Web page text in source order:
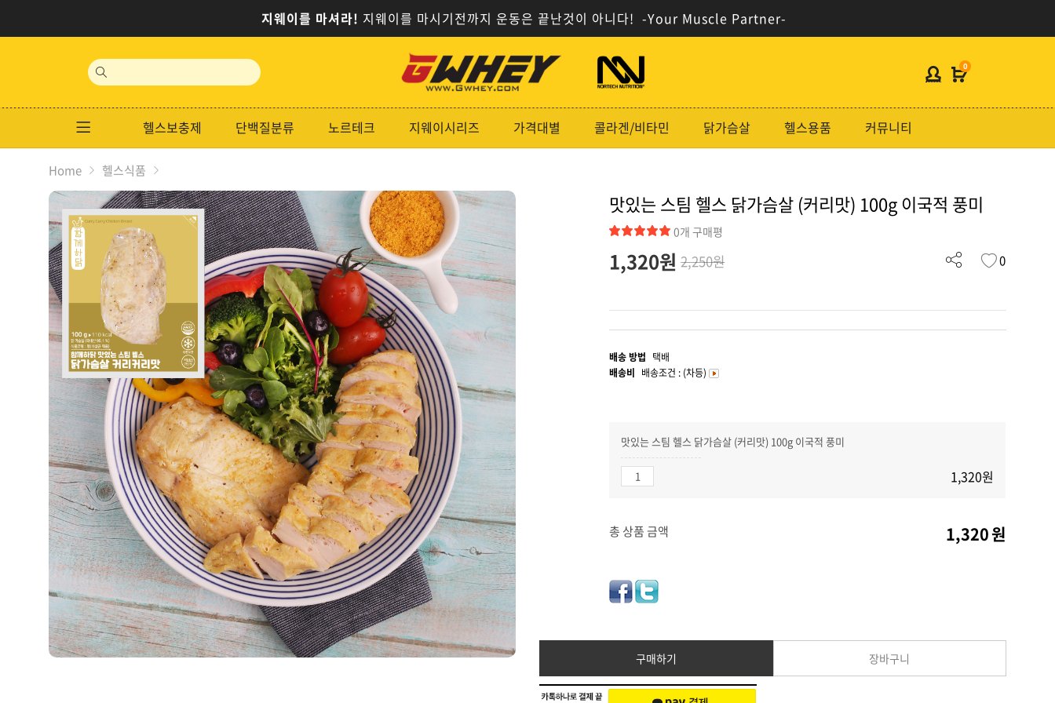
헬스보충제
단백질분류
지웨이시리즈
지웨이를 마셔라! 지웨이를 마시기전까지 운동은 끝난것이 아니다! -Your Muscle Partner-
사
이
고
사
이
로
고
0
헬스보충제 단백질분류 노르테크 지웨이시리즈 가격대별 콜라겐/비타민 닭가슴살 헬스용품 커뮤니티
Home 헬스식품
맛있는 스팀 헬스 닭가슴살 (커리맛) 100g 이국적 풍미
0개 구매평
1,320원 2,250원 0
배송 방법 택배
배송비 배송조건 : (차등)
맛있는 스팀 헬스 닭가슴살 (커리맛) 100g 이국적 풍미
1,320원
총 상품 금액 1,320원
구매하기 장바구니